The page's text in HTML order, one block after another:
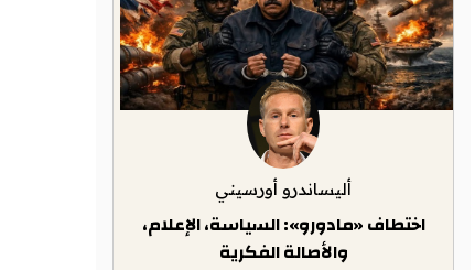
أليساندرو أورسيني
اختطاف «مادورو»: السياسة، الإعلام،
والأصالة الفكرية